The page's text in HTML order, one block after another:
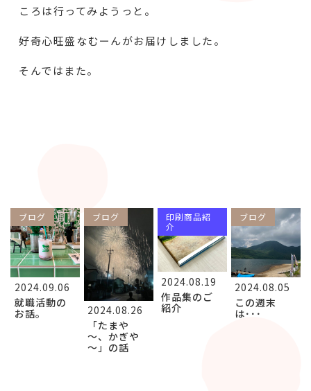
ころは行ってみようっと。
好奇心旺盛なむーんがお届けしました。
そんではまた。
ブログ
2024.09.06
就職活動の
お話。
ブログ
2024.08.26
「たまや
～、かぎや
～」の話
印刷商品紹
介
2024.08.19
作品集のご
紹介
ブログ
2024.08.05
この週末
は･･･